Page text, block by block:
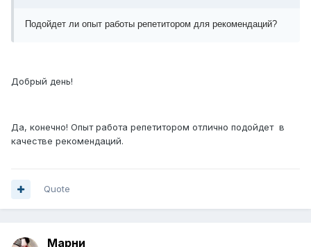
Подойдет ли опыт работы репетитором для рекомендаций?
Добрый день!
Да, конечно! Опыт работа репетитором отлично подойдет в
качестве рекомендаций.
Quote
Марни